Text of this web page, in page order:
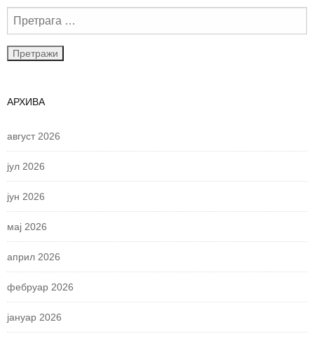
АРХИВА
август 2026
јул 2026
јун 2026
мај 2026
април 2026
фебруар 2026
јануар 2026